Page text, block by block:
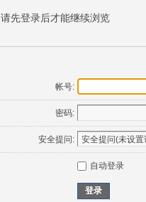
请先登录后才能继续浏览
帐号:
密码:
安全提问:
自动登录
登录